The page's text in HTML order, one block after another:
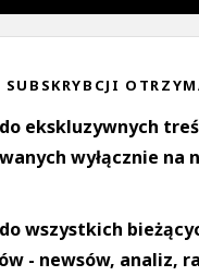
SUBSKRYBCJI
ekskluzywnych
wyłącznie na
wszystkich
- newsów, analiz,